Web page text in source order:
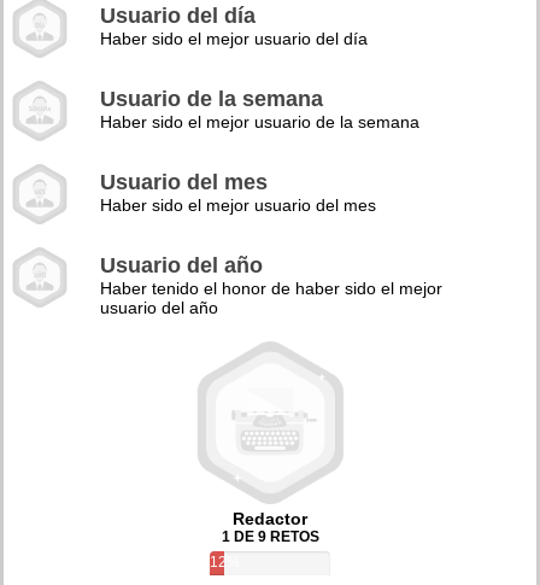
Usuario del día
Haber sido el mejor usuario del día
Usuario de la semana
Haber sido el mejor usuario de la semana
Usuario del mes
Haber sido el mejor usuario del mes
Usuario del año
Haber tenido el honor de haber sido el mejor
usuario del año
Redactor
1 DE 9 RETOS
12%